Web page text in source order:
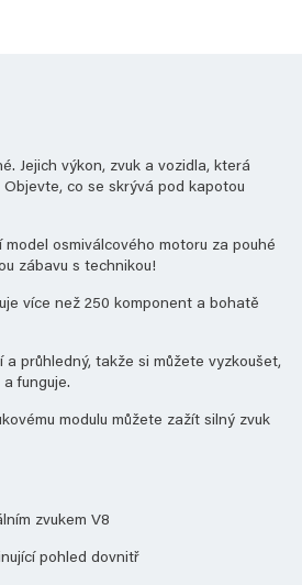
Jejich výkon, zvuk a vozidla, která
co se skrývá pod kapotou
osmiválcového motoru za pouhé
zábavu s technikou!
více než 250 komponent a bohatě
průhledný, takže si můžete vyzkoušet,
funguje.
modulu můžete zažít silný zvuk
zvukem V8
pohled dovnitř